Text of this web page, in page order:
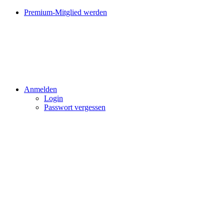
Premium-Mitglied werden
Anmelden
Login
Passwort vergessen